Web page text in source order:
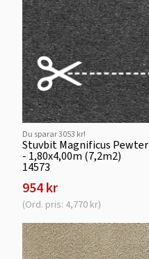
Du sparar 3053 kr!
Stuvbit Magnificus Pewter
- 1,80x4,00m (7,2m2)
14573
954 kr
(Ord. pris: 4,770 kr)